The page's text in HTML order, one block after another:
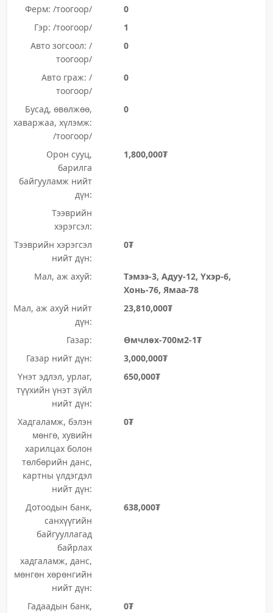
Ферм: /тоогоор/
0
Гэр: /тоогоор/
1
Авто зогсоол: /
тоогоор/
0
Авто граж: /
тоогоор/
0
Бусад, өвөлжөө,
хаваржаа, хүлэмж:
/тоогоор/
0
Орон сууц,
барилга
байгууламж нийт
дүн:
1,800,000₮
Тээврийн
хэрэгсэл:
Тээврийн хэрэгсэл
нийт дүн:
0₮
Мал, аж ахуй:
Тэмээ-3, Адуу-12, Үхэр-6,
Хонь-76, Ямаа-78
Мал, аж ахуй нийт
дүн:
23,810,000₮
Газар:
Өмчлөх-700м2-1₮
Газар нийт дүн:
3,000,000₮
Үнэт эдлэл, урлаг,
түүхийн үнэт зүйл
нийт дүн:
650,000₮
Хадгаламж, бэлэн
мөнгө, хувийн
харилцах болон
төлбөрийн данс,
картны үлдэгдэл
нийт дүн:
0₮
Дотоодын банк,
санхүүгийн
байгууллагад
байрлах
хадгаламж, данс,
мөнгөн хөрөнгийн
нийт дүн:
638,000₮
Гадаадын банк,
0₮